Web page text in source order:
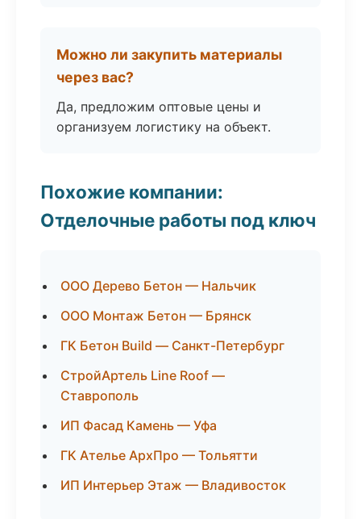
Можно ли закупить материалы
через вас?
Да, предложим оптовые цены и
организуем логистику на объект.
Похожие компании:
Отделочные работы под ключ
ООО Дерево Бетон — Нальчик
ООО Монтаж Бетон — Брянск
ГК Бетон Build — Санкт-Петербург
СтройАртель Line Roof —
Ставрополь
ИП Фасад Камень — Уфа
ГК Ателье АрхПро — Тольятти
ИП Интерьер Этаж — Владивосток